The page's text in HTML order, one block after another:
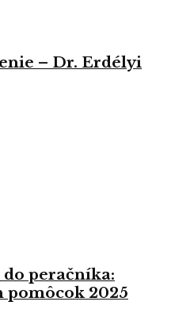
– Dr. Erdélyi
do peračníka:
pomôcok 2025